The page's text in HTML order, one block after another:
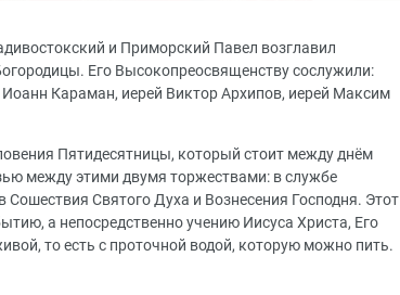
и Приморский Павел возглавил
Его Высокопреосвященству сослужили:
Караман, иерей Виктор Архипов, иерей Максим
Пятидесятницы, который стоит между днём
между этими двумя торжествами: в службе
Святого Духа и Вознесения Господня. Этот
а непосредственно учению Иисуса Христа, Его
то есть с проточной водой, которую можно пить.